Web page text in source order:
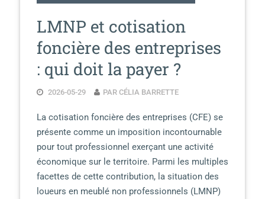
LMNP et cotisation
foncière des entreprises
: qui doit la payer ?
2026-05-29 PAR CÉLIA BARRETTE
La cotisation foncière des entreprises (CFE) se
présente comme un imposition incontournable
pour tout professionnel exerçant une activité
économique sur le territoire. Parmi les multiples
facettes de cette contribution, la situation des
loueurs en meublé non professionnels (LMNP)